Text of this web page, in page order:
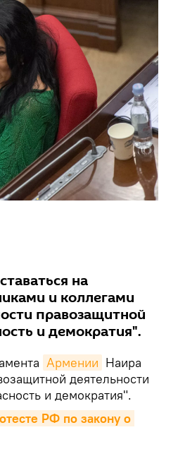
на
и коллегами
правозащитной
и демократия".
Армении Наира
деятельности
и демократия".
РФ по закону о